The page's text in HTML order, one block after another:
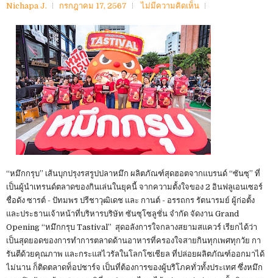
Nichapa J. กรกฎาคม 17, 2567 ไม่มีความคิดเห็น
“หมึกกรุบ” เส้นบุกปรุงรสรูปปลาหมึก ผลิตภัณฑ์สุดฮอตจากแบรนด์ “ซันซุ” ที่
เป็นผู้นำเทรนด์ตลาดของกินเล่นในยุคนี้ จากความตั้งใจของ 2 อินฟลูเอนเซอร์
ชื่อดัง ซารต์ - ปัทมพร ปรีชาวุฒิเดช และ กานต์ - อรรถกร รัตนารมย์ ผู้ก่อตั้ง
และประธานเจ้าหน้าที่บริหารบริษัท ซันซุโซลูชั่น จำกัด จัดงาน Grand
Opening “หมึกกรุบ Tastival” สุดอลังการใจกลางสยามสแควร์ เรียกได้ว่า
เป็นสุดยอดของการทำการตลาดด้านอาหารที่ครองใจสายกินทุกเพศทุกวัย กา
รันตีด้วยคุณภาพ และกระแสไวรัลในโลกโซเชียล ที่ปล่อยผลิตภัณฑ์ออกมาได้
ไม่นาน ก็ติดตลาดท็อปชาร์จ เป็นที่ต้องการของผู้บริโภคทั่วทั้งประเทศ ซึ่งหมึก